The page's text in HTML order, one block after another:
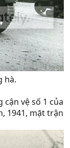
hà.
vệ số 1 của
1941, mặt trận